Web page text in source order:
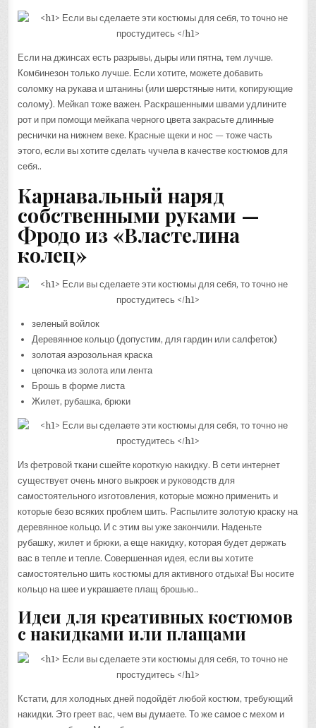
Если на джинсах есть разрывы, дыры или пятна, тем лучше.
Комбинезон только лучше. Если хотите, можете добавить
соломку на рукава и штанины (или шерстяные нити, копирующие
солому). Мейкап тоже важен. Раскрашенными швами удлините
рот и при помощи мейкапа черного цвета закрасьте длинные
реснички на нижнем веке. Красные щеки и нос — тоже часть
этого, если вы хотите сделать чучела в качестве костюмов для
себя..
Карнавальный наряд
собственными руками —
Фродо из «Властелина
колец»
зеленый войлок
Деревянное кольцо (допустим, для гардин или салфеток)
золотая аэрозольная краска
цепочка из золота или лента
Брошь в форме листа
Жилет, рубашка, брюки
Из фетровой ткани сшейте короткую накидку. В сети интернет
существует очень много выкроек и руководств для
самостоятельного изготовления, которые можно применить и
которые безо всяких проблем шить. Распылите золотую краску на
деревянное кольцо. И с этим вы уже закончили. Наденьте
рубашку, жилет и брюки, а еще накидку, которая будет держать
вас в тепле и тепле. Совершенная идея, если вы хотите
самостоятельно шить костюмы для активного отдыха! Вы носите
кольцо на шее и украшаете плащ брошью..
Идеи для креативных костюмов
с накидками или плащами
Кстати, для холодных дней подойдёт любой костюм, требующий
накидки. Это греет вас, чем вы думаете. То же самое с мехом и